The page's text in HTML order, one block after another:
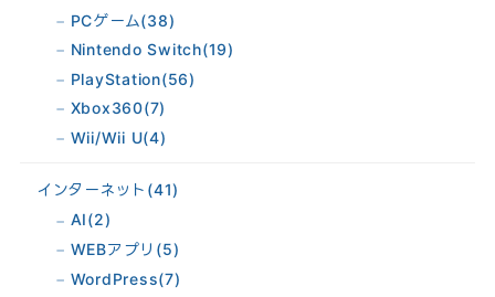
PCゲーム(38)
Nintendo Switch(19)
PlayStation(56)
Xbox360(7)
Wii/Wii U(4)
インターネット (41)
AI(2)
WEBアプリ (5)
WordPress(7)